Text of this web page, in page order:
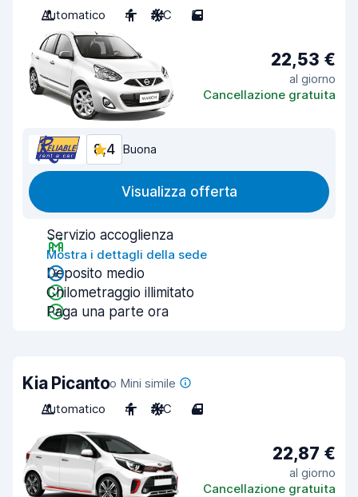
Automatico
4 A/C 5
22,53 €
al giorno
Cancellazione gratuita
8,4 Buona
Visualizza offerta
Servizio accoglienza
Mostra i dettagli della sede
Deposito medio
Chilometraggio illimitato
Paga una parte ora
Kia Picantoo Mini simile
Automatico
4 A/C 4
22,87 €
al giorno
Cancellazione gratuita